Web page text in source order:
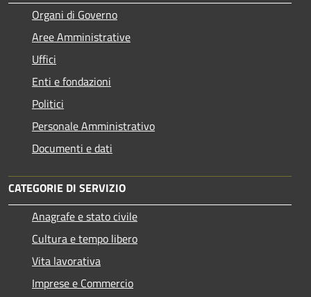
Organi di Governo
Aree Amministrative
Uffici
Enti e fondazioni
Politici
Personale Amministrativo
Documenti e dati
CATEGORIE DI SERVIZIO
Anagrafe e stato civile
Cultura e tempo libero
Vita lavorativa
Imprese e Commercio